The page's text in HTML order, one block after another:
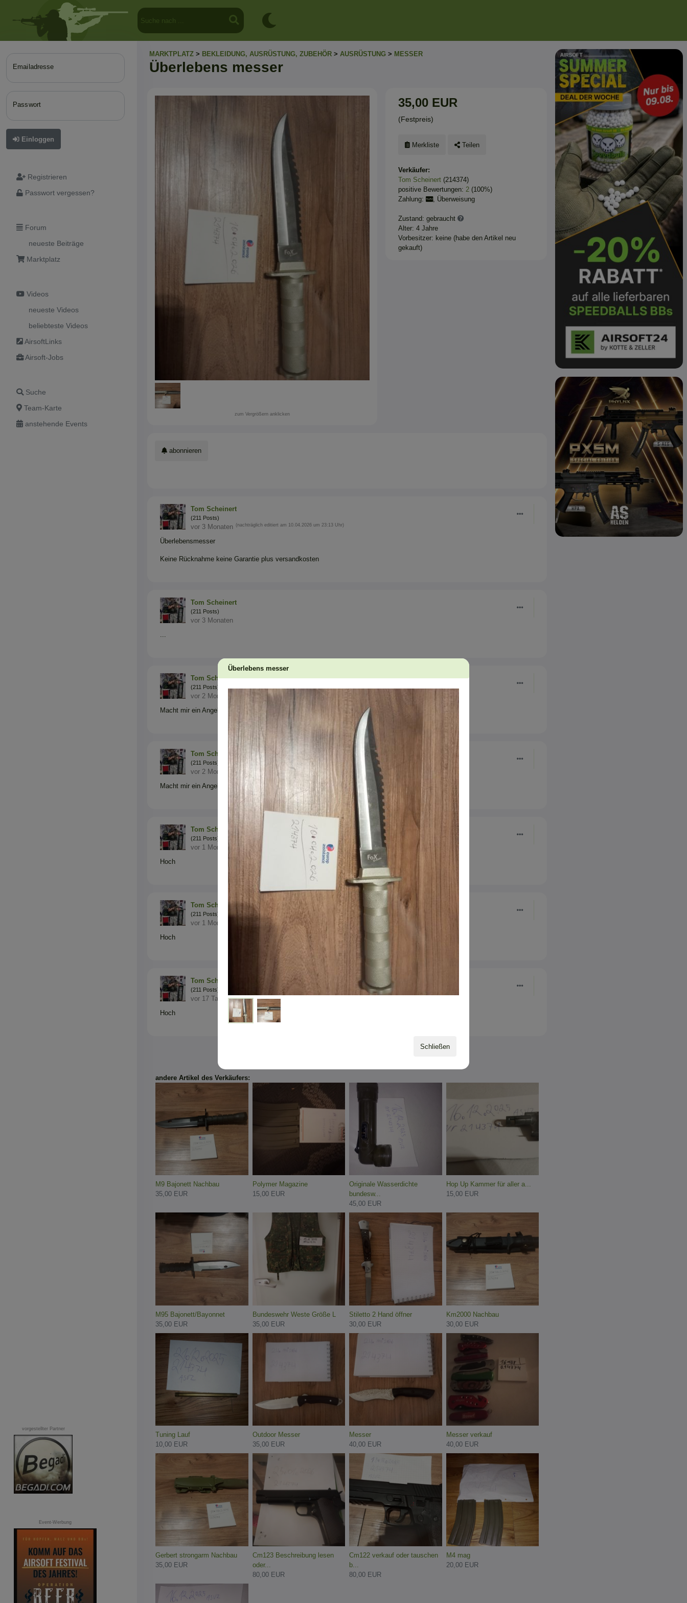
Überlebens messer
Schließen
Emailadresse
Passwort
Einloggen
Registrieren
Passwort vergessen?
Forum
neueste Beiträge
Marktplatz
Videos
neueste Videos
beliebteste Videos
AirsoftLinks
Airsoft-Jobs
Suche
Team-Karte
anstehende Events
vorgestellter Partner
Event-Werbung
MARKTPLATZ > BEKLEIDUNG, AUSRÜSTUNG, ZUBEHÖR > AUSRÜSTUNG > MESSER
Überlebens messer
zum Vergrößern anklicken
35,00 EUR
(Festpreis)
Merkliste Teilen
Verkäufer:
Tom Scheinert(214374)
positive Bewertungen: 2(100%)
Zahlung:
, Überweisung
Zustand: gebraucht
Alter: 4 Jahre
Vorbesitzer: keine (habe den Artikel neu
gekauft)
abonnieren
Tom Scheinert
(211 Posts)
vor 3 Monaten (nachträglich editiert am 10.04.2026 um 23:13 Uhr)
Überlebensmesser
Keine Rücknahme keine Garantie plus versandkosten
Tom Scheinert
(211 Posts)
vor 3 Monaten
Tom Scheinert
(211 Posts)
vor 2 Monaten
Macht mir ein Angebot
Tom Scheinert
(211 Posts)
vor 2 Monaten
Macht mir ein Angebot
Tom Scheinert
(211 Posts)
vor 1 Monat
Hoch
Tom Scheinert
(211 Posts)
vor 1 Monat
Hoch
Tom Scheinert
(211 Posts)
vor 17 Tagen
Hoch
andere Artikel des Verkäufers:
M9 Bajonett Nachbau
35,00 EUR
Polymer Magazine
15,00 EUR
Originale Wasserdichte
bundesw...
45,00 EUR
Hop Up Kammer für aller a...
15,00 EUR
M95 Bajonett/Bayonnet
35,00 EUR
Bundeswehr Weste Größe L
35,00 EUR
Stiletto 2 Hand öffner
30,00 EUR
Km2000 Nachbau
30,00 EUR
Tuning Lauf
10,00 EUR
Outdoor Messer
35,00 EUR
Messer
40,00 EUR
Messer verkauf
40,00 EUR
Gerbert strongarm Nachbau
35,00 EUR
Cm123 Beschreibung lesen
oder...
80,00 EUR
Cm122 verkauf oder tauschen
b...
80,00 EUR
M4 mag
20,00 EUR